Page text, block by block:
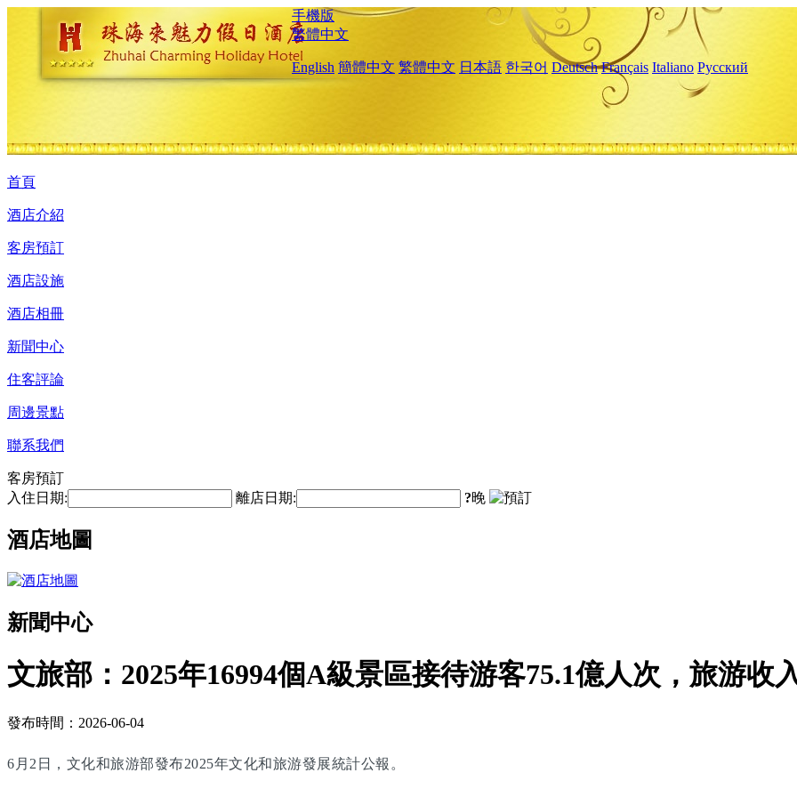
手機版
繁體中文
English 簡體中文 繁體中文 日本語 한국어 Deutsch Français Italiano Русский
首頁
酒店介紹
客房預訂
酒店設施
酒店相冊
新聞中心
住客評論
周邊景點
聯系我們
客房預訂
入住日期:
離店日期: ?晚
酒店地圖
新聞中心
文旅部：2025年16994個A級景區接待游客75.1億人次，旅游收
發布時間：2026-06-04
6月2日，文化和旅游部發布2025年文化和旅游發展統計公報。